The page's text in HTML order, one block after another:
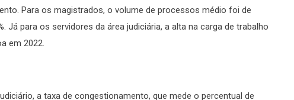
Para os magistrados, o volume de processos médio foi de
Já para os servidores da área judiciária, a alta na carga de trabalho
em 2022.
a taxa de congestionamento, que mede o percentual de